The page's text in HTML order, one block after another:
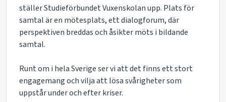
ställer Studieförbundet Vuxenskolan upp. Plats för
samtal är en mötesplats, ett dialogforum, där
perspektiven breddas och åsikter möts i bildande
samtal.
Runt om i hela Sverige ser vi att det finns ett stort
engagemang och vilja att lösa svårigheter som
uppstår under och efter kriser.